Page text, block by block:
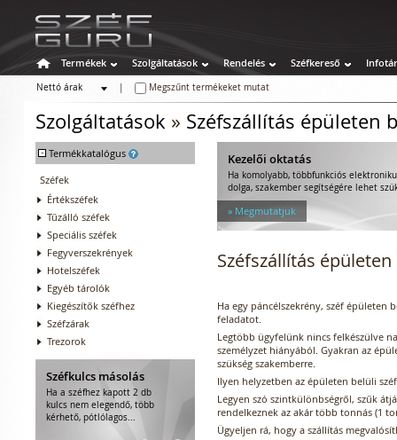
Termékek Szolgáltatások Rendelés Széfkereső Infotár
Nettó árak
Megszűnt termékeket mutat
Szolgáltatások » Széfszállítás épületen
- Termékkatalógus
Széfek
Értékszéfek
Tűzálló széfek
Speciális széfek
Fegyverszekrények
Hotelszéfek
Egyéb tárolók
Kiegészítők széfhez
Széfzárak
Trezorok
Széfkulcs másolás
Ha a széfhez kapott 2 db
kulcs nem elegendő, több
kérhető, pótlólagos...
Kezelői oktatás
Ha komolyabb, többfunkciós
dolga, szakember segítségére lehet
» Megmutatjuk
Széfszállítás
Ha egy páncélszekrény, széf épületen
feladatot.
Legtöbb ügyfelünk nincs felkészülve
személyzet hiányából. Gyakran az
szükség szakemberre.
Ilyen helyzetben az épületen belüli
Legyen szó szintkülönbségről, szűk
rendelkeznek az akár több tonnás (1
Ügyeljen rá, hogy a szállítás